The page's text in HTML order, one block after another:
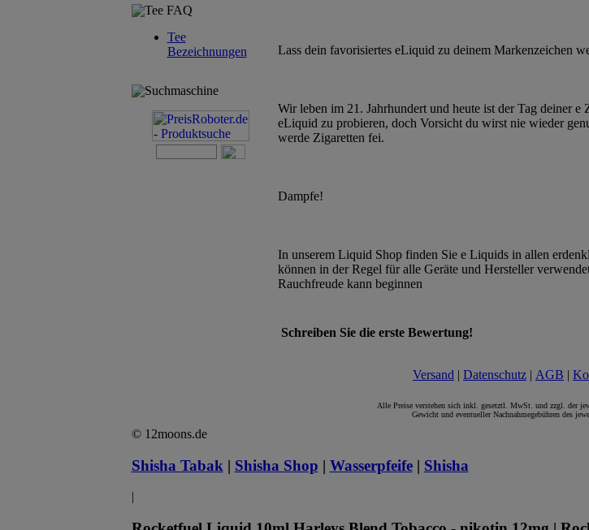
Tee FAQ
Tee
Bezeichnungen
Suchmaschine
Lass dein favorisiertes eLiquid zu deinem Markenzeichen
Wir leben im 21. Jahrhundert und heute ist der Tag deiner
eLiquid zu probieren, doch Vorsicht du wirst nie wieder
werde Zigaretten fei.
Dampfe!
In unserem Liquid Shop finden Sie e Liquids in allen
können in der Regel für alle Geräte und Hersteller
Rauchfreude kann beginnen
Schreiben Sie die erste Bewertung!
Versand | Datenschutz | AGB |
Alle Preise verstehen sich inkl. gesetztl. MwSt. und zzgl. der
Gewicht und eventueller Nachnahmegebühren des
© 12moons.de
Shisha Tabak | Shisha Shop | Wasserpfeife| Shisha
|